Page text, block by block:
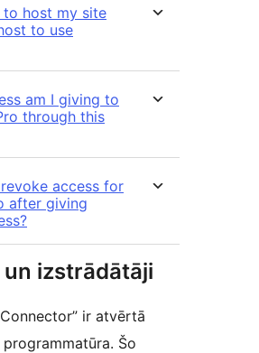
to host my site
to use
am I giving to
through this
access for
after giving
izstrādātāji
ir atvērtā
Šo